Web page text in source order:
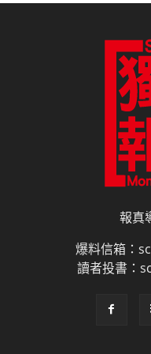
報真
爆料信箱：
讀者投書：